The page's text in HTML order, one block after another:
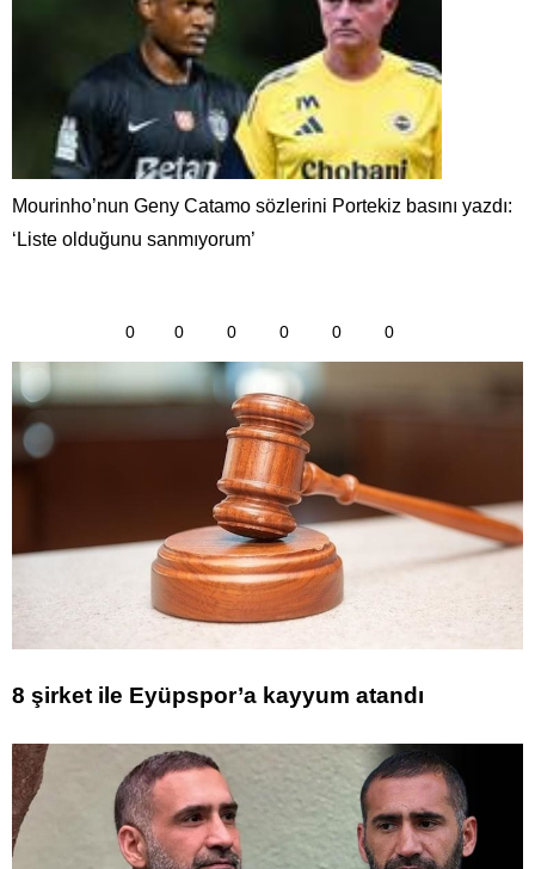
Mourinho’nun Geny Catamo sözlerini Portekiz basını yazdı:
‘Liste olduğunu sanmıyorum’
0 0 0 0 0 0
8 şirket ile Eyüpspor’a kayyum atandı